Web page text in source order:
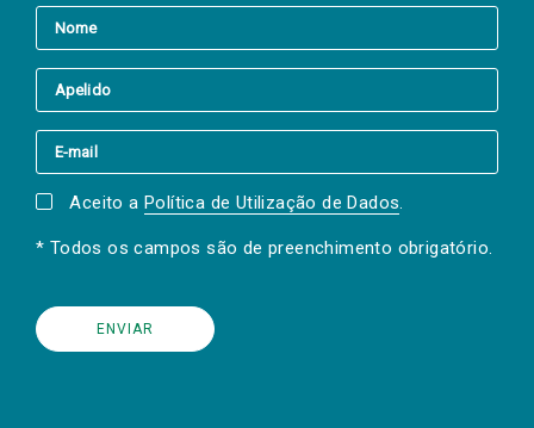
Aceito a Política de Utilização de Dados.
* Todos os campos são de preenchimento obrigatório.